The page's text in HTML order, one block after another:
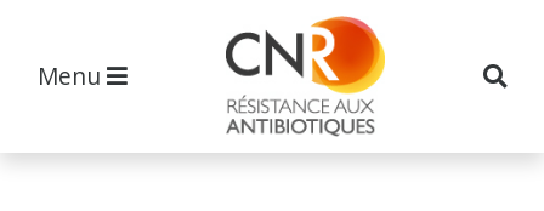
Menu